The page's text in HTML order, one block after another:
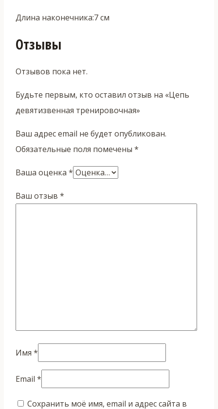
Длина наконечника:7 см
Отзывы
Отзывов пока нет.
Будьте первым, кто оставил отзыв на «Цепь
девятизвенная тренировочная»
Ваш адрес email не будет опубликован.
Обязательные поля помечены *
Ваша оценка *
Ваш отзыв *
Имя *
Email *
Сохранить моё имя, email и адрес сайта в